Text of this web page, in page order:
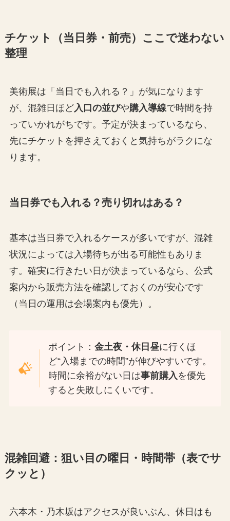
チケット（当日券・前売）ここで迷わない
整理
美術展は「当日でも入れる？」が気になります
が、混雑日ほど入口の並びや購入導線で時間を持
っていかれがちです。予定が決まっているなら、
先にチケットを押さえておくと気持ちがラクにな
ります。
当日券でも入れる？売り切れはある？
基本は当日券で入れるケースが多いですが、混雑
状況によっては入場待ちが出る可能性もありま
す。確実に行きたい日が決まっているなら、公式
案内から販売方法を確認しておくのが安心です
（当日の運用は会場案内も優先）。
ポイント：金土夜・休日昼に行くほ
ど“入場までの時間”が伸びやすいです。
時間に余裕がない日は事前購入を優先
すると失敗しにくいです。
混雑回避：狙い目の曜日・時間帯（表でサ
クッと）
六本木・乃木坂はアクセスが良いぶん、休日はも